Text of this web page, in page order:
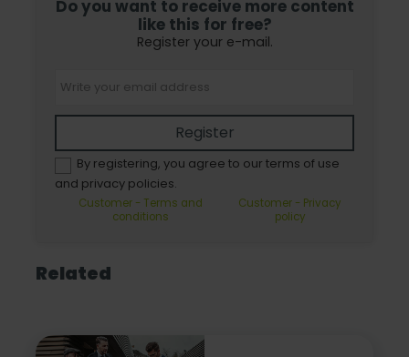
Do you want to receive more content
like this for free?
Register your e-mail.
Register
By registering, you agree to our terms of use
and privacy policies.
Customer - Terms and
conditions
Customer - Privacy
policy
Related